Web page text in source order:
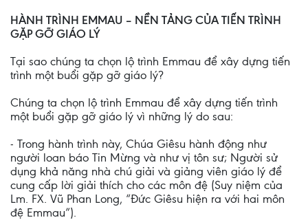
HÀNH TRÌNH EMMAU – NỀN TẢNG CỦA TIẾN TRÌNH
GẶP GỠ GIÁO LÝ
Tại sao chúng ta chọn lộ trình Emmau để xây dựng tiến
trình một buổi gặp gỡ giáo lý?
Chúng ta chọn lộ trình Emmau để xây dựng tiến trình
một buổi gặp gỡ giáo lý vì những lý do sau:
- Trong hành trình này, Chúa Giêsu hành động như
người loan báo Tin Mừng và như vị tôn sư; Người sử
dụng khả năng nhà chú giải và giảng viên giáo lý để
cung cấp lời giải thích cho các môn đệ (Suy niệm của
Lm. FX. Vũ Phan Long, “Đức Giêsu hiện ra với hai môn
đệ Emmau”).